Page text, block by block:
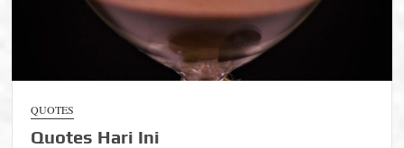
QUOTES
Quotes Hari Ini